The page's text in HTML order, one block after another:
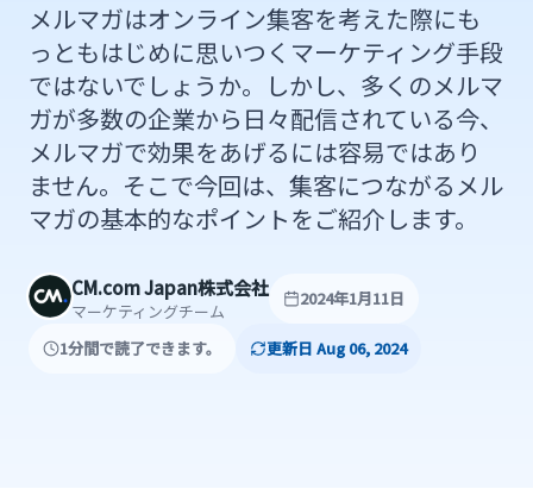
メルマガはオンライン集客を考えた際にも
っともはじめに思いつくマーケティング手段
ではないでしょうか。しかし、多くのメルマ
ガが多数の企業から日々配信されている今、
メルマガで効果をあげるには容易ではあり
ません。そこで今回は、集客につながるメル
マガの基本的なポイントをご紹介します。
CM.com Japan株式会社
マーケティングチーム
2024年1月11日
1分間で読了できます。 更新日 Aug 06, 2024